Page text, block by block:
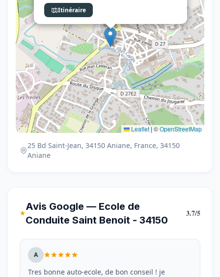
Itinéraire
Leaflet|©OpenStreetMap
25 Bd Saint-Jean, 34150 Aniane, France, 34150
Aniane
Avis Google — Ecole de
Conduite Saint Benoit - 34150
3.7/5
A
Tres bonne auto-ecole, de bon conseil ! je